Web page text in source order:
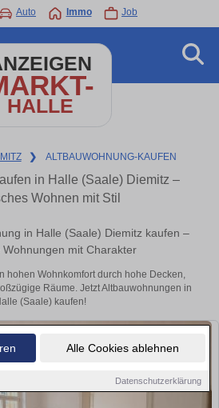
Alle Cookies ablehnen
Datenschutzerklärung
Auto Immo Job
HALLE
❯ ALTBAUWOHNUNG-KAUFEN
in Halle (Saale) Diemitz –
Wohnen mit Stil
in Halle (Saale) Diemitz kaufen –
mit Charakter
hohen Wohnkomfort durch hohe Decken,
Räume. Jetzt Altbauwohnungen in
(Saale) kaufen!